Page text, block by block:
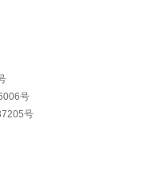
号
号